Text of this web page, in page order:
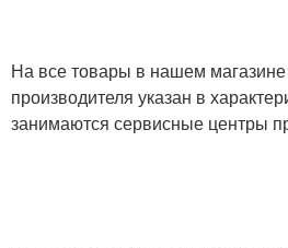
На все товары в нашем магазине
производителя указан в
занимаются сервисные центры